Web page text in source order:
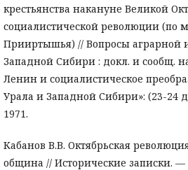
крестьянства накануне Великой
социалистической революции (по
Прииртышья) // Вопросы аграрной
Западной Сибири : докл. и сообщ.
Ленин и социалистическое
Урала и Западной Сибири»: (23-24
1971.
Кабанов В.В. Октябрьская
община // Исторические записки.